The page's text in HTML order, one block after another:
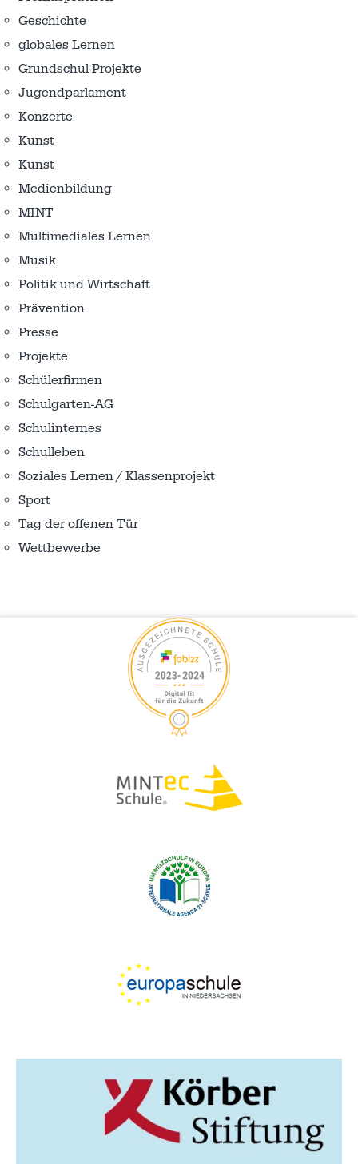
Geschichte
globales Lernen
Grundschul-Projekte
Jugendparlament
Konzerte
Kunst
Kunst
Medienbildung
MINT
Multimediales Lernen
Musik
Politik und Wirtschaft
Prävention
Presse
Projekte
Schülerfirmen
Schulgarten-AG
Schulinternes
Schulleben
Soziales Lernen / Klassenprojekt
Sport
Tag der offenen Tür
Wettbewerbe